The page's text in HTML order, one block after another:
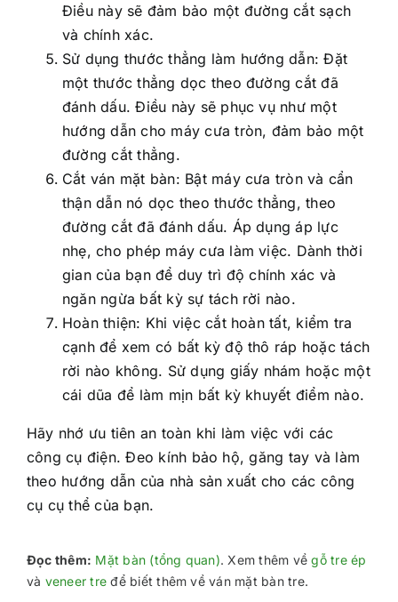
Điều này sẽ đảm bảo một đường cắt sạch
và chính xác.
Sử dụng thước thẳng làm hướng dẫn: Đặt
một thước thẳng dọc theo đường cắt đã
đánh dấu. Điều này sẽ phục vụ như một
hướng dẫn cho máy cưa tròn, đảm bảo một
đường cắt thẳng.
Cắt ván mặt bàn: Bật máy cưa tròn và cẩn
thận dẫn nó dọc theo thước thẳng, theo
đường cắt đã đánh dấu. Áp dụng áp lực
nhẹ, cho phép máy cưa làm việc. Dành thời
gian của bạn để duy trì độ chính xác và
ngăn ngừa bất kỳ sự tách rời nào.
Hoàn thiện: Khi việc cắt hoàn tất, kiểm tra
cạnh để xem có bất kỳ độ thô ráp hoặc tách
rời nào không. Sử dụng giấy nhám hoặc một
cái dũa để làm mịn bất kỳ khuyết điểm nào.
Hãy nhớ ưu tiên an toàn khi làm việc với các
công cụ điện. Đeo kính bảo hộ, găng tay và làm
theo hướng dẫn của nhà sản xuất cho các công
cụ cụ thể của bạn.
Đọc thêm: Mặt bàn (tổng quan). Xem thêm vềgỗ tre ép
và veneer tre để biết thêm về ván mặt bàn tre.